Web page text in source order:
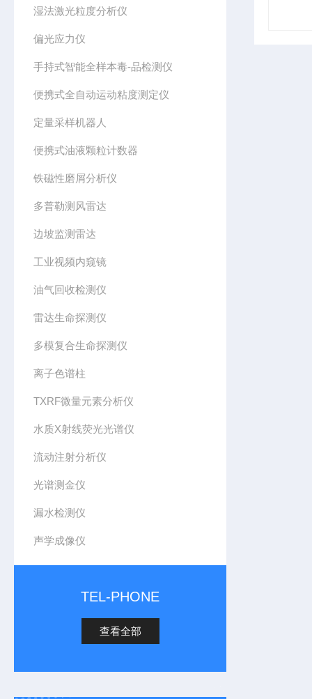
湿法激光粒度分析仪
偏光应力仪
手持式智能全样本毒-品检测仪
便携式全自动运动粘度测定仪
定量采样机器人
便携式油液颗粒计数器
铁磁性磨屑分析仪
多普勒测风雷达
边坡监测雷达
工业视频内窥镜
油气回收检测仪
雷达生命探测仪
多模复合生命探测仪
离子色谱柱
TXRF微量元素分析仪
水质X射线荧光光谱仪
流动注射分析仪
光谱测金仪
漏水检测仪
声学成像仪
TEL-PHONE
查看全部